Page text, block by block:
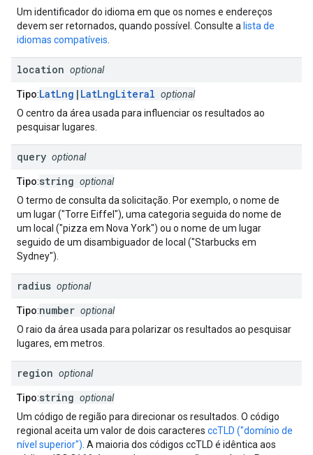
Um identificador do idioma em que os nomes e endereços
devem ser retornados, quando possível. Consulte a lista de
idiomas compatíveis
location optional
Tipo:LatLng | LatLngLiteral optional
O centro da área usada para influenciar os resultados ao
pesquisar lugares.
query optional
Tipo:string optional
O termo de consulta da solicitação. Por exemplo, o nome de
um lugar ("Torre Eiffel"), uma categoria seguida do nome de
um local ("pizza em Nova York") ou o nome de um lugar
seguido de um disambiguador de local ("Starbucks em
Sydney").
radius optional
Tipo:number optional
O raio da área usada para polarizar os resultados ao pesquisar
lugares, em metros.
region optional
Tipo:string optional
Um código de região para direcionar os resultados. O código
regional aceita um valor de dois caracteres ccTLD ("domínio de
nível superior") . A maioria dos códigos ccTLD é idêntica aos